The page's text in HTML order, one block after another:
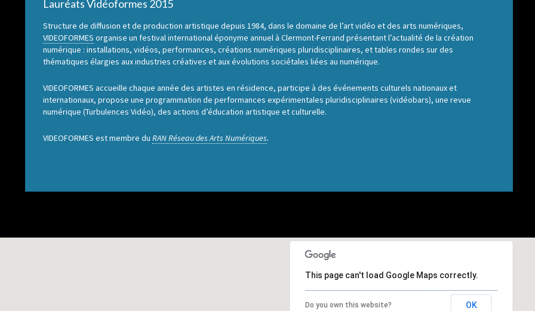
Lauréats Vidéoformes 2015
Structure de diffusion et de production artistique depuis 1984, dans le domaine de l’art vidéo et des arts numériques,
VIDEOFORMES organise un festival international éponyme annuel à Clermont-Ferrand présentant l’actualité de la création
numérique : installations, vidéos, performances, créations numériques pluridisciplinaires, et tables rondes sur des
thématiques élargies aux industries créatives et aux évolutions sociétales liées au numérique.
VIDEOFORMES accueille chaque année des artistes en résidence, participe à des événements culturels nationaux et
internationaux, propose une programmation de performances expérimentales pluridisciplinaires (vidéobars), une revue
numérique (Turbulences Vidéo), des actions d’éducation artistique et culturelle.
VIDEOFORMES est membre du RAN Réseau des Arts Numériques.
This page can't load Google Maps correctly.
Do you own this website? OK